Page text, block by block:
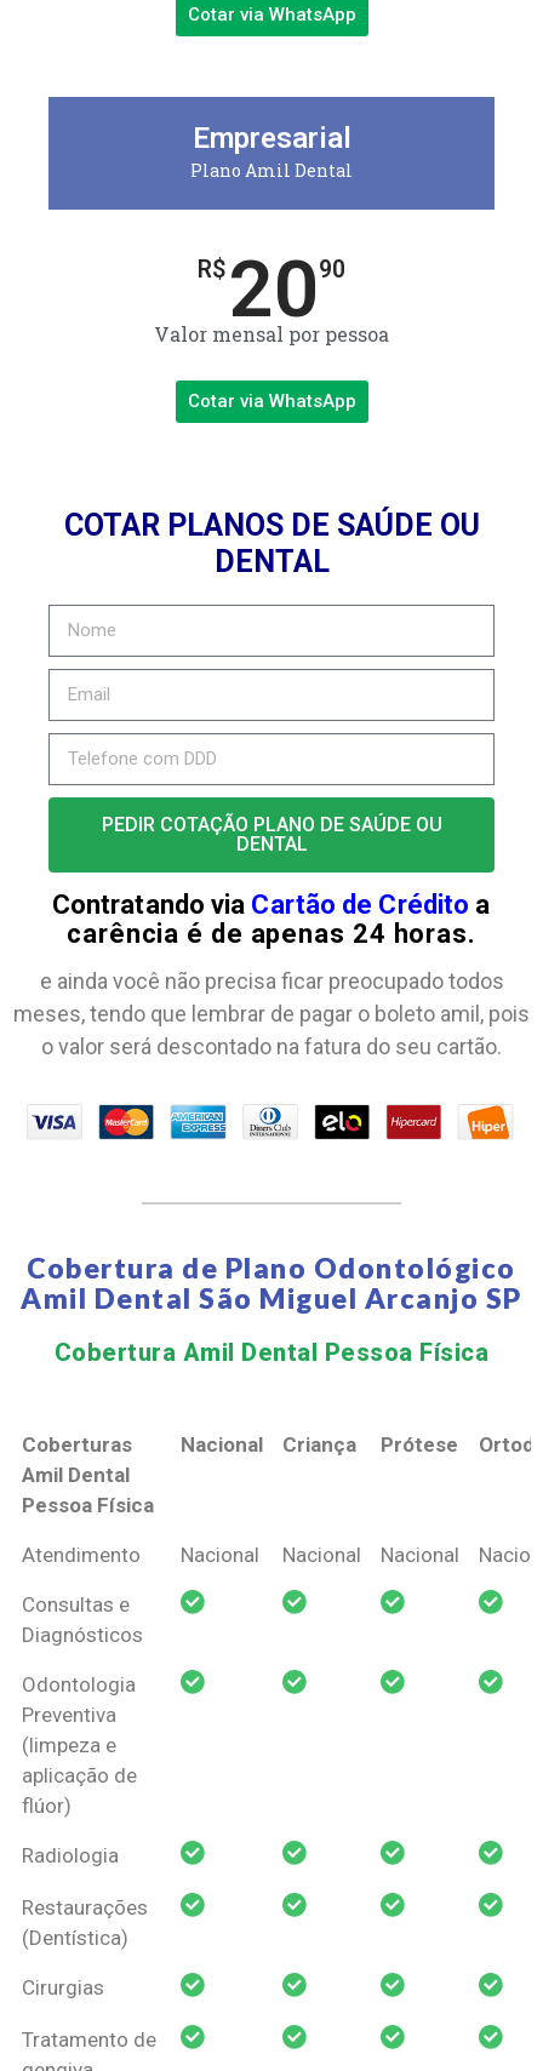
Cotar via WhatsApp
Empresarial
Plano Amil Dental
R$ 2090
Valor mensal por pessoa
Cotar via WhatsApp
COTAR PLANOS DE SAÚDE OU
DENTAL
PEDIR COTAÇÃO PLANO DE SAÚDE OU
DENTAL
Contratando via Cartão de Crédito a
carência é de apenas 24 horas.
e ainda você não precisa ficar preocupado todos
meses, tendo que lembrar de pagar o boleto amil, pois
o valor será descontado na fatura do seu cartão.
Cobertura de Plano Odontológico
Amil Dental São Miguel Arcanjo SP
Cobertura Amil Dental Pessoa Física​
Coberturas
Amil Dental
Pessoa Física
Nacional Criança Prótese
Coberturas
Pessoa Física
Nacional Criança Prótese
Atendimento Nacional Nacional Nacional
Consultas e
Diagnósticos
Odontologia
Preventiva
(limpeza e
aplicação de
flúor)
Radiologia
Restaurações
(Dentística)
Cirurgias
Tratamento de